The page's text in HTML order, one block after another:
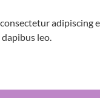
adipiscing
leo.